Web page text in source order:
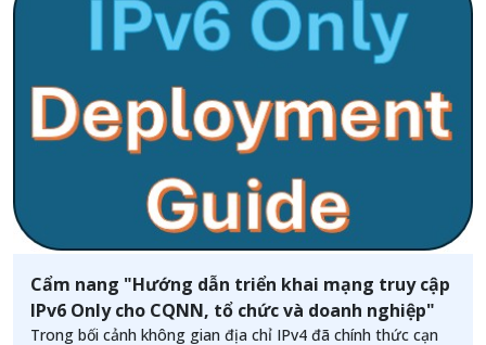
Cẩm nang "Hướng dẫn triển khai mạng truy cập
IPv6 Only cho CQNN, tổ chức và doanh nghiệp"
Trong bối cảnh không gian địa chỉ IPv4 đã chính thức cạn